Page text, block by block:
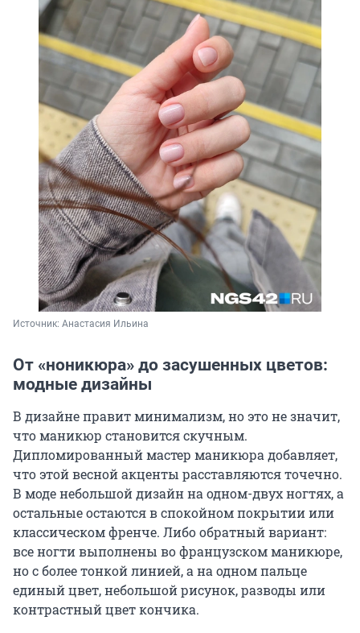
Источник: Анастасия Ильина
От «ноникюра» до засушенных цветов:
модные дизайны
В дизайне правит минимализм, но это не значит,
что маникюр становится скучным.
Дипломированный мастер маникюра добавляет,
что этой весной акценты расставляются точечно.
В моде небольшой дизайн на одном-двух ногтях, а
остальные остаются в спокойном покрытии или
классическом френче. Либо обратный вариант:
все ногти выполнены во французском маникюре,
но с более тонкой линией, а на одном пальце
единый цвет, небольшой рисунок, разводы или
контрастный цвет кончика.